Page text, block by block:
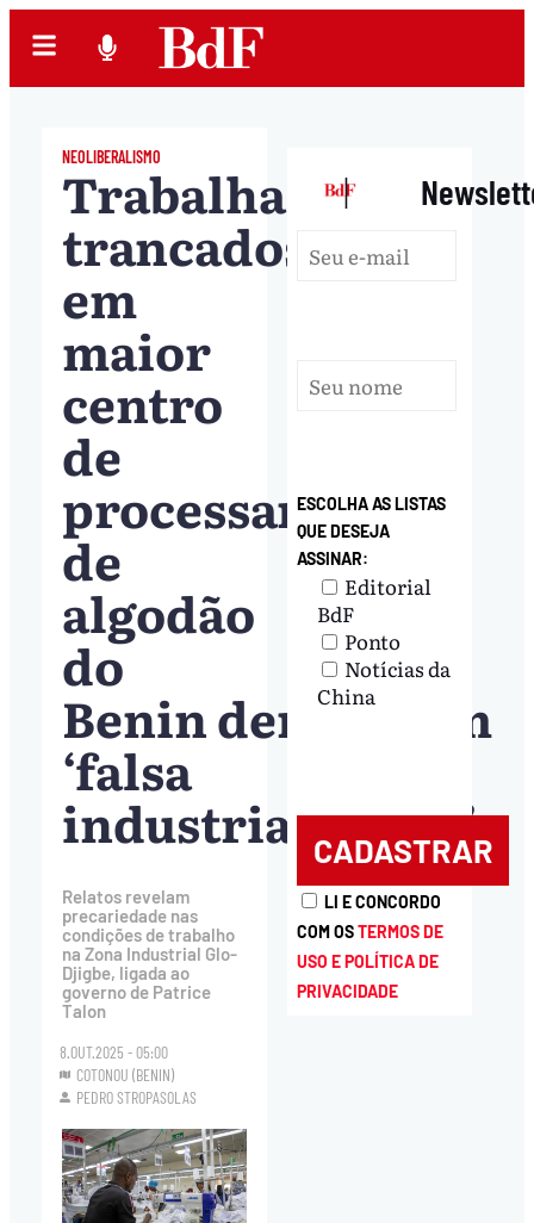
NEOLIBERALISMO
Trabalhadores
trancados
em
maior
centro
de
processamento
de
algodão
do
Benin denunciam
‘falsa
industrialização’
Relatos revelam
precariedade nas
condições de trabalho
na Zona Industrial Glo-
Djigbe, ligada ao
governo de Patrice
Talon
8.OUT.2025 - 05:00
COTONOU (BENIN)
PEDRO STROPASOLAS
|
ESCOLHA AS LISTAS
QUE DESEJA
ASSINAR:
Editorial
BdF
Ponto
Notícias da
China
LI E CONCORDO
COM OSTERMOS DE
USO E POLÍTICA DE
PRIVACIDADE